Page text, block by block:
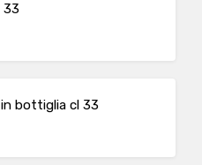
33
bottiglia cl 33